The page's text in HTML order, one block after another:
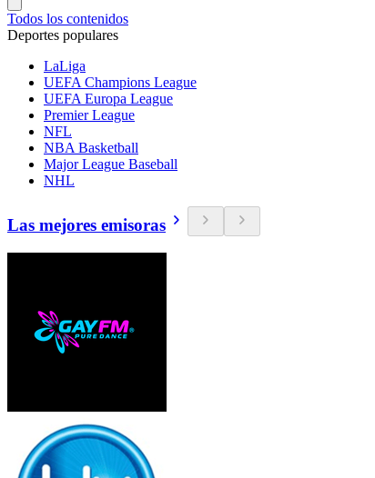
Todos los contenidos
Deportes populares
LaLiga
UEFA Champions League
UEFA Europa League
Premier League
NFL
NBA Basketball
Major League Baseball
NHL
Las mejores emisoras